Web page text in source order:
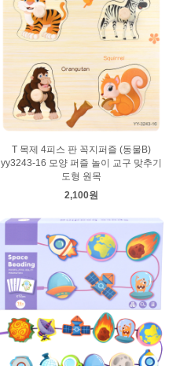
T 목제 4피스 판 꼭지퍼즐 (동물B)
yy3243-16 모양 퍼즐 놀이 교구 맞추기
도형 원목
2,100원